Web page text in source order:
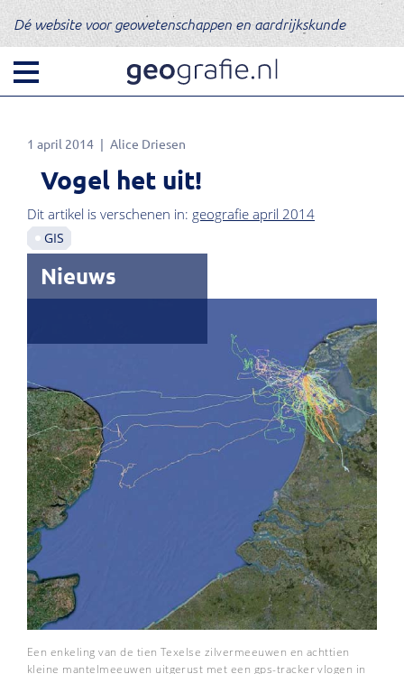
Dé website voor geowetenschappen en aardrijkskunde
1 april 2014 Alice Driesen
Vogel het uit!
Dit artikel is verschenen in: geografie april 2014
GIS
Nieuws
Een enkeling van de tien Texelse zilvermeeuwen en achttien
kleine mantelmeeuwen uitgerust met een gps-tracker vlogen in